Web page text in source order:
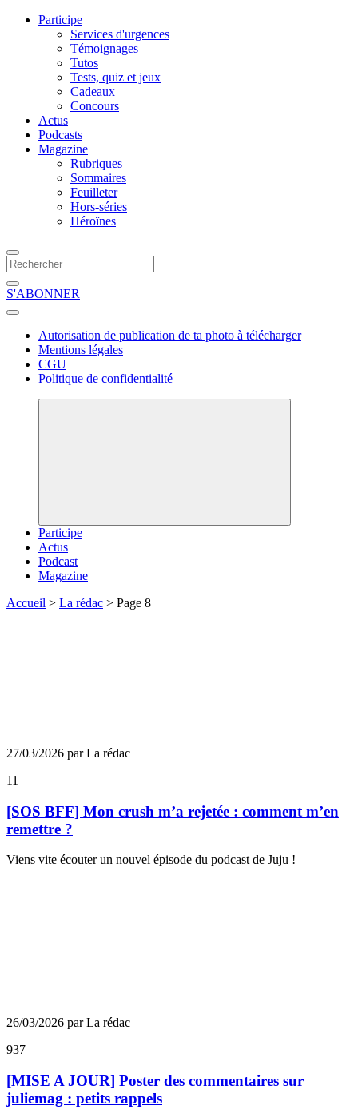
Participe
Services d'urgences
Témoignages
Tutos
Tests, quiz et jeux
Cadeaux
Concours
Actus
Podcasts
Magazine
Rubriques
Sommaires
Feuilleter
Hors-séries
Héroïnes
S'ABONNER
Autorisation de publication de ta photo à télécharger
Mentions légales
CGU
Politique de confidentialité
Participe
Actus
Podcast
Magazine
Accueil > La rédac > Page 8
27/03/2026 par La rédac
11
[SOS BFF] Mon crush m’a rejetée : comment m’en
remettre ?
Viens vite écouter un nouvel épisode du podcast de Juju !
26/03/2026 par La rédac
937
[MISE A JOUR] Poster des commentaires sur
juliemag : petits rappels